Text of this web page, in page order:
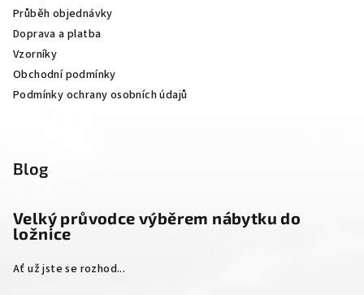
Průběh objednávky
Doprava a platba
Vzorníky
Obchodní podmínky
Podmínky ochrany osobních údajů
Blog
Velký průvodce výběrem nábytku do
ložnice
Ať už jste se rozhod...